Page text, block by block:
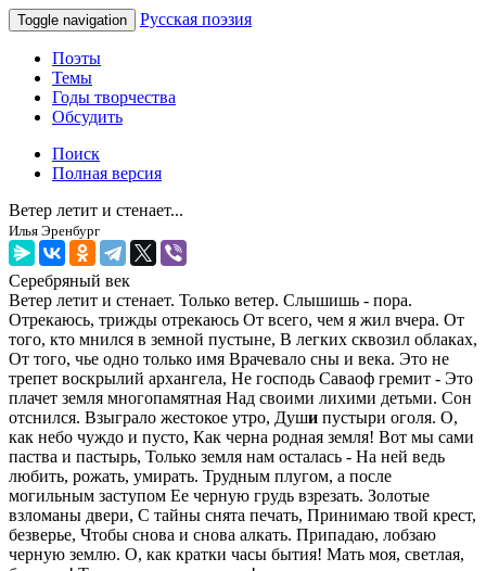
Toggle navigation Русская поэзия
Поэты
Темы
Годы творчества
Обсудить
Поиск
Полная версия
Ветер летит и стенает...
Илья Эренбург
Серебряный век
Ветер летит и стенает. Только ветер. Слышишь - пора.
Отрекаюсь, трижды отрекаюсь От всего, чем я жил вчера. От
того, кто мнился в земной пустыне, В легких сквозил облаках,
От того, чье одно только имя Врачевало сны и века. Это не
трепет воскрылий архангела, Не господь Саваоф гремит - Это
плачет земля многопамятная Над своими лихими детьми. Сон
отснился. Взыграло жестокое утро, Души пустыри оголя. О,
как небо чуждо и пусто, Как черна родная земля! Вот мы сами
паства и пастырь, Только земля нам осталась - На ней ведь
любить, рожать, умирать. Трудным плугом, а после
могильным заступом Ее черную грудь взрезать. Золотые
взломаны двери, С тайны снята печать, Принимаю твой крест,
безверье, Чтобы снова и снова алкать. Припадаю, лобзаю
черную землю. О, как кратки часы бытия! Мать моя, светлая,